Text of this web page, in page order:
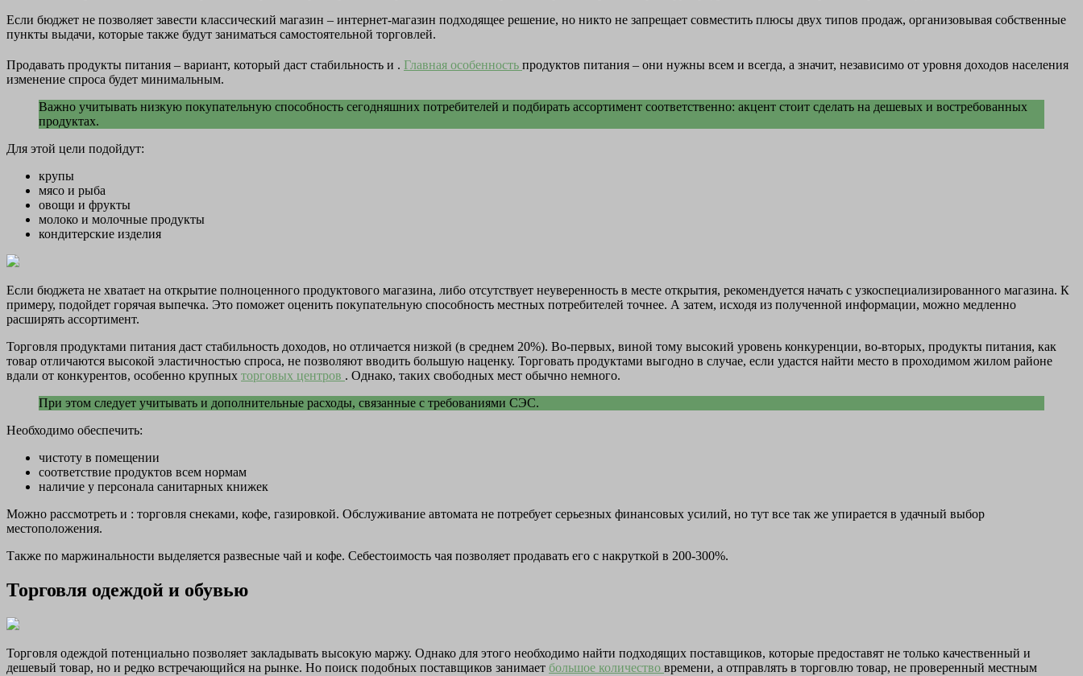
Если бюджет не позволяет завести классический магазин – интернет-магазин подходящее решение, но никто не запрещает совместить плюсы двух типов продаж, организовывая собственные
пункты выдачи, которые также будут заниматься самостоятельной торговлей.
Продавать продукты питания – вариант, который даст стабильность и . Главная особенность продуктов питания – они нужны всем и всегда, а значит, независимо от уровня доходов населения
изменение спроса будет минимальным.
Важно учитывать низкую покупательную способность сегодняшних потребителей и подбирать ассортимент соответственно: акцент стоит сделать на дешевых и востребованных
продуктах.
Для этой цели подойдут:
крупы
мясо и рыба
овощи и фрукты
молоко и молочные продукты
кондитерские изделия
Если бюджета не хватает на открытие полноценного продуктового магазина, либо отсутствует неуверенность в месте открытия, рекомендуется начать с узкоспециализированного магазина. К
примеру, подойдет горячая выпечка. Это поможет оценить покупательную способность местных потребителей точнее. А затем, исходя из полученной информации, можно медленно
расширять ассортимент.
Торговля продуктами питания даст стабильность доходов, но отличается низкой (в среднем 20%). Во-первых, виной тому высокий уровень конкуренции, во-вторых, продукты питания, как
товар отличаются высокой эластичностью спроса, не позволяют вводить большую наценку. Торговать продуктами выгодно в случае, если удастся найти место в проходимом жилом районе
вдали от конкурентов, особенно крупных торговых центров . Однако, таких свободных мест обычно немного.
При этом следует учитывать и дополнительные расходы, связанные с требованиями СЭС.
Необходимо обеспечить:
чистоту в помещении
соответствие продуктов всем нормам
наличие у персонала санитарных книжек
Можно рассмотреть и : торговля снеками, кофе, газировкой. Обслуживание автомата не потребует серьезных финансовых усилий, но тут все так же упирается в удачный выбор
местоположения.
Также по маржинальности выделяется развесные чай и кофе. Себестоимость чая позволяет продавать его с накруткой в 200-300%.
Торговля одеждой и обувью
Торговля одеждой потенциально позволяет закладывать высокую маржу. Однако для этого необходимо найти подходящих поставщиков, которые предоставят не только качественный и
дешевый товар, но и редко встречающийся на рынке. Но поиск подобных поставщиков занимает большое количество времени, а отправлять в торговлю товар, не проверенный местным